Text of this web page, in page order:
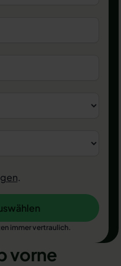
.
immer vertraulich.
vorne